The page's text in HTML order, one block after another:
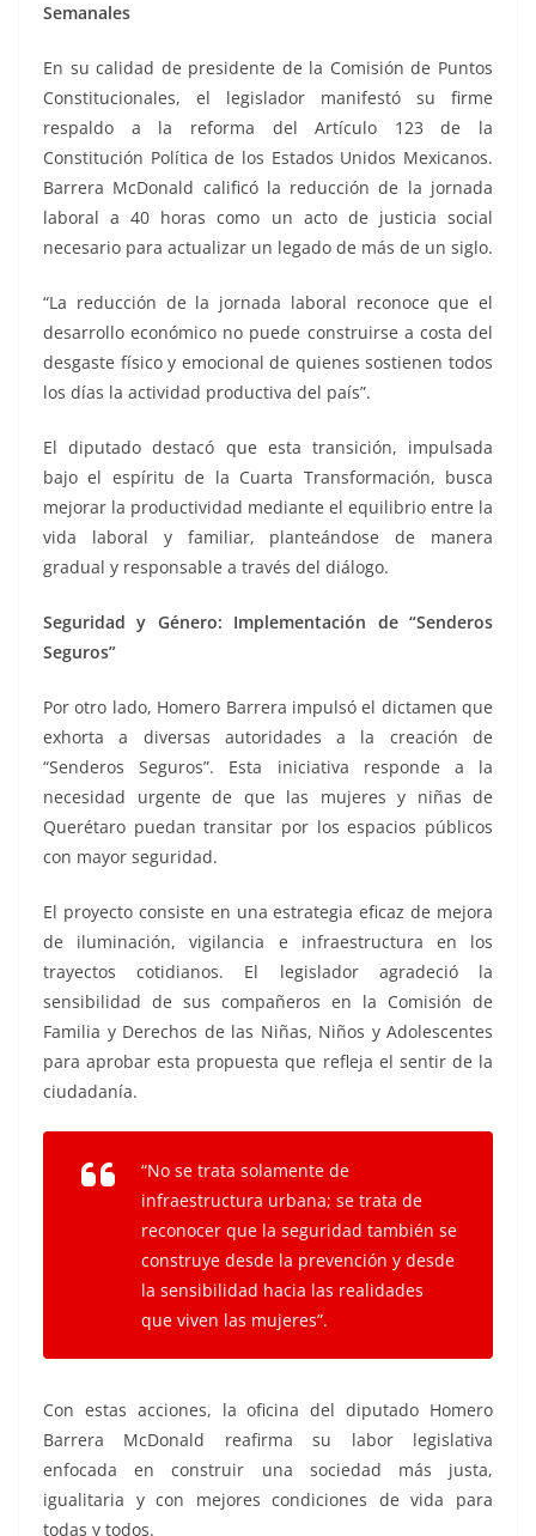
Semanales
En su calidad de presidente de la Comisión de Puntos
Constitucionales, el legislador manifestó su firme
respaldo a la reforma del Artículo 123 de la
Constitución Política de los Estados Unidos Mexicanos.
Barrera McDonald calificó la reducción de la jornada
laboral a 40 horas como un acto de justicia social
necesario para actualizar un legado de más de un siglo.
“La reducción de la jornada laboral reconoce que el
desarrollo económico no puede construirse a costa del
desgaste físico y emocional de quienes sostienen todos
los días la actividad productiva del país”.
El diputado destacó que esta transición, impulsada
bajo el espíritu de la Cuarta Transformación, busca
mejorar la productividad mediante el equilibrio entre la
vida laboral y familiar, planteándose de manera
gradual y responsable a través del diálogo.
Seguridad y Género: Implementación de “Senderos
Seguros”
Por otro lado, Homero Barrera impulsó el dictamen que
exhorta a diversas autoridades a la creación de
“Senderos Seguros”. Esta iniciativa responde a la
necesidad urgente de que las mujeres y niñas de
Querétaro puedan transitar por los espacios públicos
con mayor seguridad.
El proyecto consiste en una estrategia eficaz de mejora
de iluminación, vigilancia e infraestructura en los
trayectos cotidianos. El legislador agradeció la
sensibilidad de sus compañeros en la Comisión de
Familia y Derechos de las Niñas, Niños y Adolescentes
para aprobar esta propuesta que refleja el sentir de la
ciudadanía.
“No se trata solamente de
infraestructura urbana; se trata de
reconocer que la seguridad también se
construye desde la prevención y desde
la sensibilidad hacia las realidades
que viven las mujeres”.
Con estas acciones, la oficina del diputado Homero
Barrera McDonald reafirma su labor legislativa
enfocada en construir una sociedad más justa,
igualitaria y con mejores condiciones de vida para
todas y todos.